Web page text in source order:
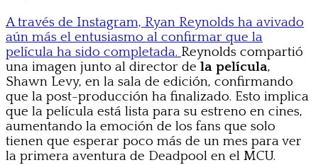
A través de Instagram, Ryan Reynolds ha avivado
aún más el entusiasmo al confirmar que la
película ha sido completada. Reynolds compartió
una imagen junto al director de la película,
Shawn Levy, en la sala de edición, confirmando
que la post-producción ha finalizado. Esto implica
que la película está lista para su estreno en cines,
aumentando la emoción de los fans que solo
tienen que esperar poco más de un mes para ver
la primera aventura de Deadpool en el MCU.